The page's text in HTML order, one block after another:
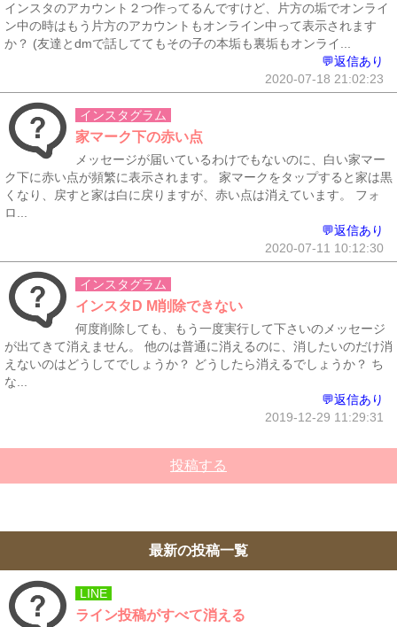
インスタのアカウント２つ作ってるんですけど、片方の垢でオンライ
ン中の時はもう片方のアカウントもオンライン中って表示されます
か？ (友達とdmで話しててもその子の本垢も裏垢もオンライ...
💬返信あり
2020-07-18 21:02:23
インスタグラム
家マーク下の赤い点
メッセージが届いているわけでもないのに、白い家マー
ク下に赤い点が頻繁に表示されます。 家マークをタップすると家は黒
くなり、戻すと家は白に戻りますが、赤い点は消えています。 フォ
ロ...
💬返信あり
2020-07-11 10:12:30
インスタグラム
インスタD M削除できない
何度削除しても、もう一度実行して下さいのメッセージ
が出てきて消えません。 他のは普通に消えるのに、消したいのだけ消
えないのはどうしてでしょうか？ どうしたら消えるでしょうか？ ち
な...
💬返信あり
2019-12-29 11:29:31
投稿する
最新の投稿一覧
LINE
ライン投稿がすべて消える